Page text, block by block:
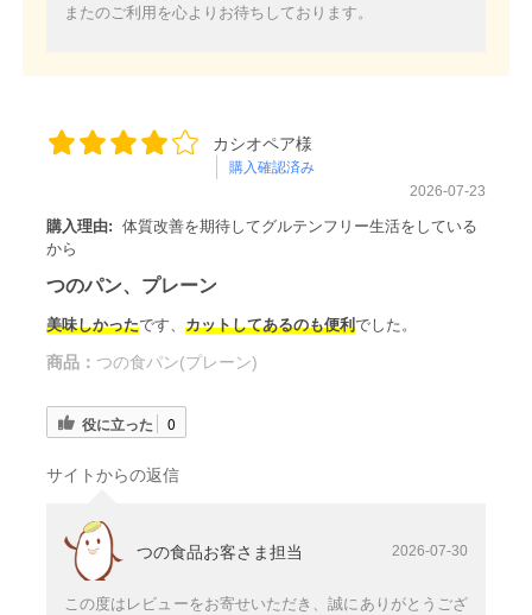
またのご利用を心よりお待ちしております。
カシオペア様
購入確認済み
2026-07-23
購入理由: 体質改善を期待してグルテンフリー生活をしている
から
つのパン、プレーン
美味しかったです、 カットしてあるのも便利でした。
商品： つの食パン(プレーン)
役に立った 0
サイトからの返信
つの食品お客さま担当 2026-07-30
この度はレビューをお寄せいただき、誠にありがとうござ